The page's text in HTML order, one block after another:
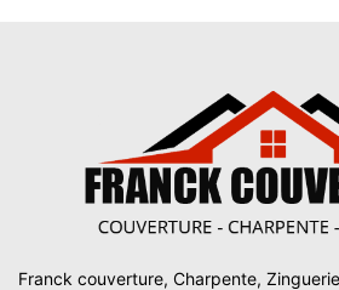
Franck couverture, Charpente,